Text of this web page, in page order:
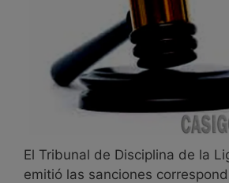
El Tribunal de Disciplina de la
emitió las sanciones